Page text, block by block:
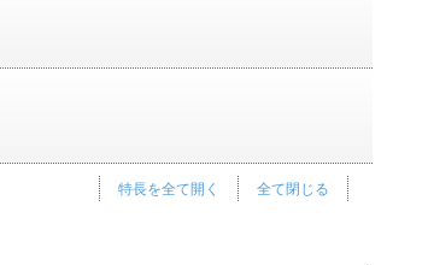
全て閉じる
特長を全て開く